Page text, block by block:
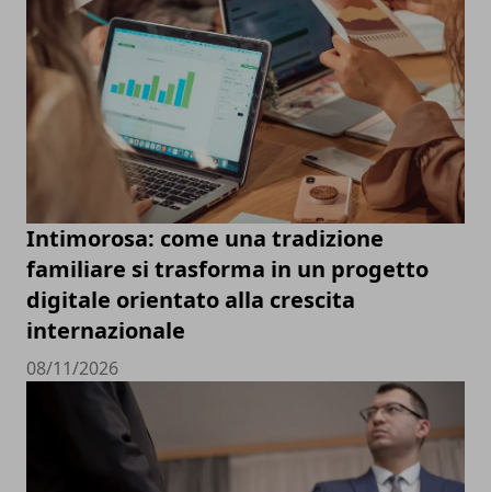
Intimorosa: come una tradizione
familiare si trasforma in un progetto
digitale orientato alla crescita
internazionale
08/11/2026